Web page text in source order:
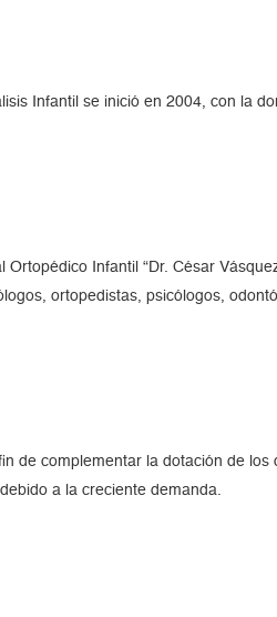
Infantil se inició en 2004, con la
Infantil “Dr. César
ortopedistas, psicólogos,
de complementar la dotación de
a la creciente demanda.